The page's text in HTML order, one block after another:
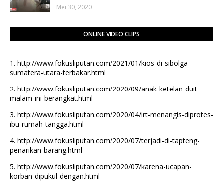
Mei 30, 2020
ONLINE VIDEO CLIPS
1. http://www.fokusliputan.com/2021/01/kios-di-sibolga-
sumatera-utara-terbakar.html
2. http://www.fokusliputan.com/2020/09/anak-ketelan-duit-
malam-ini-berangkat.html
3. http://www.fokusliputan.com/2020/04/irt-menangis-diprotes-
ibu-rumah-tangga.html
4. http://www.fokusliputan.com/2020/07/terjadi-di-tapteng-
penarikan-barang.html
5. http://www.fokusliputan.com/2020/07/karena-ucapan-
korban-dipukul-dengan.html